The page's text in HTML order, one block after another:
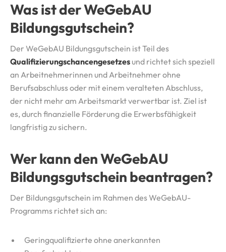
Was ist der WeGebAU
Bildungsgutschein?
Der WeGebAU Bildungsgutschein ist Teil des
Qualifizierungschancengesetzes und richtet sich speziell
an Arbeitnehmerinnen und Arbeitnehmer ohne
Berufsabschluss oder mit einem veralteten Abschluss,
der nicht mehr am Arbeitsmarkt verwertbar ist. Ziel ist
es, durch finanzielle Förderung die Erwerbsfähigkeit
langfristig zu sichern.
Wer kann den WeGebAU
Bildungsgutschein beantragen?
Der Bildungsgutschein im Rahmen des WeGebAU-
Programms richtet sich an:
Geringqualifizierte ohne anerkannten